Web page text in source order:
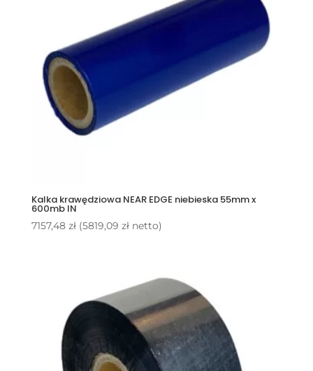
Kalka krawędziowa NEAR EDGE niebieska 55mm x
600mb IN
7157,48 zł (5819,09 złnetto)